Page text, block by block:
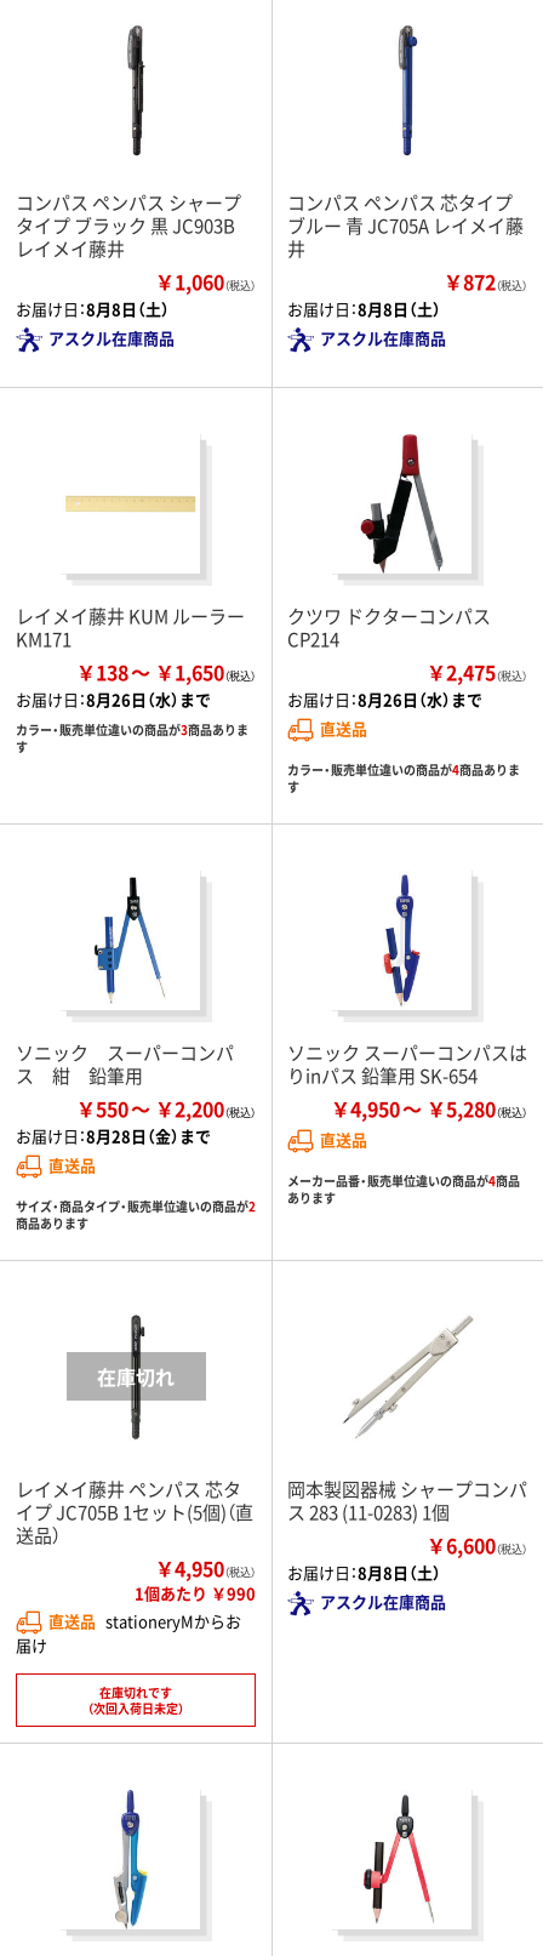
コンパス ペンパス シャープ
タイプ ブラック 黒 JC903B
レイメイ藤井
￥1,060（税込）
お届け日：8月8日（土）
アスクル在庫商品
コンパス ペンパス 芯タイプ
ブルー 青 JC705A レイメイ藤
井
￥872（税込）
お届け日：8月8日（土）
アスクル在庫商品
レイメイ藤井 KUM ルーラー
KM171
￥138 ￥1,650
お届け日：8月26日（水）まで
カラー・販売単位違いの商品が3商品ありま
す
クツワ ドクターコンパス
CP214
￥2,475（税込）
お届け日：8月26日（水）まで
直送品
カラー・販売単位違いの商品が4商品ありま
す
ソニック スーパーコンパ
ス 紺 鉛筆用
￥550 ￥2,200
お届け日：8月28日（金）まで
直送品
サイズ・商品タイプ・販売単位違いの商品が2
商品あります
ソニック スーパーコンパスは
りinパス 鉛筆用 SK-654
￥4,950 ￥5,280
直送品
メーカー品番・販売単位違いの商品が4商品
あります
レイメイ藤井 ペンパス 芯タ
イプ JC705B 1セット(5個)（直
送品）
￥4,950（税込）
1個あたり ￥990
直送品 stationeryMからお
届け
在庫切れです
（次回入荷日未定）
岡本製図器械 シャープコンパ
ス 283 (11-0283) 1個
￥6,600（税込）
お届け日：8月8日（土）
アスクル在庫商品